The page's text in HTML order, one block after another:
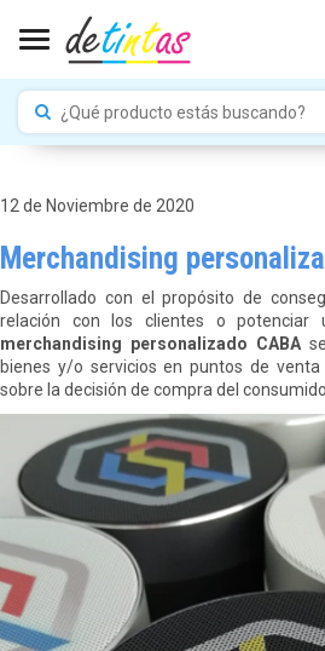
Toggle navigation
12 de Noviembre de 2020
Merchandising
Desarrollado con el propósito de
relación con los clientes o potenciar
merchandising personalizado CABA
bienes y/o servicios en puntos de
sobre la decisión de compra del